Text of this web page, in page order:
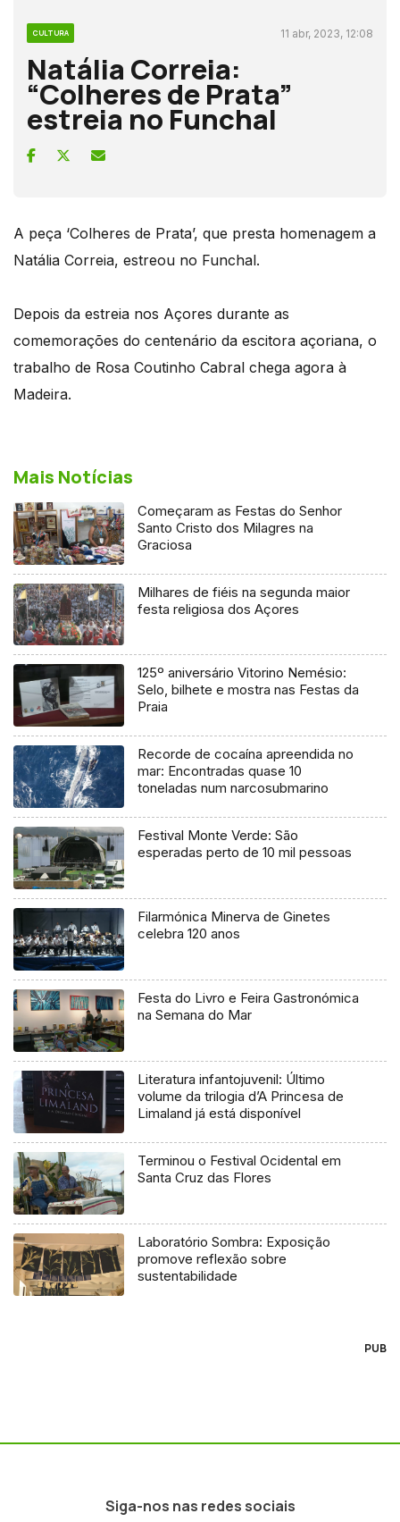
CULTURA 11 abr, 2023, 12:08
Natália Correia:
“Colheres de Prata”
estreia no Funchal
A peça ‘Colheres de Prata’, que presta homenagem a
Natália Correia, estreou no Funchal.
Depois da estreia nos Açores durante as
comemorações do centenário da escitora açoriana, o
trabalho de Rosa Coutinho Cabral chega agora à
Madeira.
Mais Notícias
Começaram as Festas do Senhor
Santo Cristo dos Milagres na
Graciosa
Milhares de fiéis na segunda maior
festa religiosa dos Açores
125º aniversário Vitorino Nemésio:
Selo, bilhete e mostra nas Festas da
Praia
Recorde de cocaína apreendida no
mar: Encontradas quase 10
toneladas num narcosubmarino
Festival Monte Verde: São
esperadas perto de 10 mil pessoas
Filarmónica Minerva de Ginetes
celebra 120 anos
Festa do Livro e Feira Gastronómica
na Semana do Mar
Literatura infantojuvenil: Último
volume da trilogia d’A Princesa de
Limaland já está disponível
Terminou o Festival Ocidental em
Santa Cruz das Flores
Laboratório Sombra: Exposição
promove reflexão sobre
sustentabilidade
PUB
Siga-nos nas redes sociais